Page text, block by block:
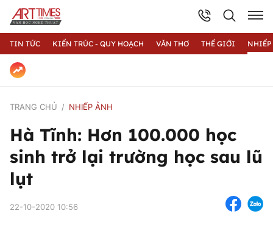
TIN TỨC KIẾN TRÚC - QUY HOẠCH VĂN THƠ THẾ GIỚI
TRANG CHỦ NHIẾP ẢNH
Hà Tĩnh: Hơn 100.000 học
sinh trở lại trường học sau lũ
lụt
22-10-2020 10:56